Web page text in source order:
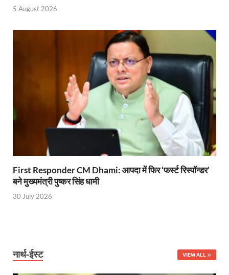
UP Diwas Program: विकसित भारत-विकसित उत्तर
Uttarakhand Uniform Scam: वर्दी घोटाले में सीएम
Kapil Dev Agarwal: यूपी सरकार के मंत्री कपिल देव ने
Uttarakhand Tableau: भारत पर्व पर प्रदर्शित होगी
NFPRC Workshop: एन.एफ.पी.आर.सी द्वारा सांसदों एवं
UP tableau Kartavya Path: कर्तव्य पथ पर नजर
PM Gram Sadak Yojana: प्रधानमंत्री ग्राम सड़क
PM Gram Sadak Yojana: प्रधानमंत्री ग्राम सड़क
5 August 2026
First Responder CM Dhami: आपदा में फिर ‘फर्स्ट रिस्पॉन्डर’
बने मुख्यमंत्री पुष्कर सिंह धामी
30 July 2026
नार्थ-ईस्ट VIEW ALL